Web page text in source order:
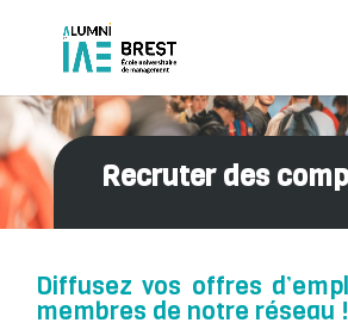
Recruter des
Diffusez vos offres
membres de notre réseau !